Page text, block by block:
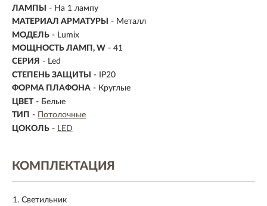
ЛАМПЫ
- На 1 лампу
МАТЕРИАЛ АРМАТУРЫ
- Металл
МОДЕЛЬ - Lumix
МОЩНОСТЬ ЛАМП, W - 41
СЕРИЯ - Led
СТЕПЕНЬ ЗАЩИТЫ
- IP20
ФОРМА ПЛАФОНА - Круглые
ЦВЕТ - Белые
ТИП -
Потолочные
ЦОКОЛЬ - LED
КОМПЛЕКТАЦИЯ
Светильник